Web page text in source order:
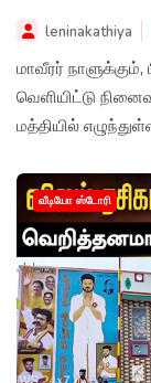
leninakathiya
மாவீரர்
வெளியிட்டு
மத்தியில்
வீடியோ ஸ்டோரி